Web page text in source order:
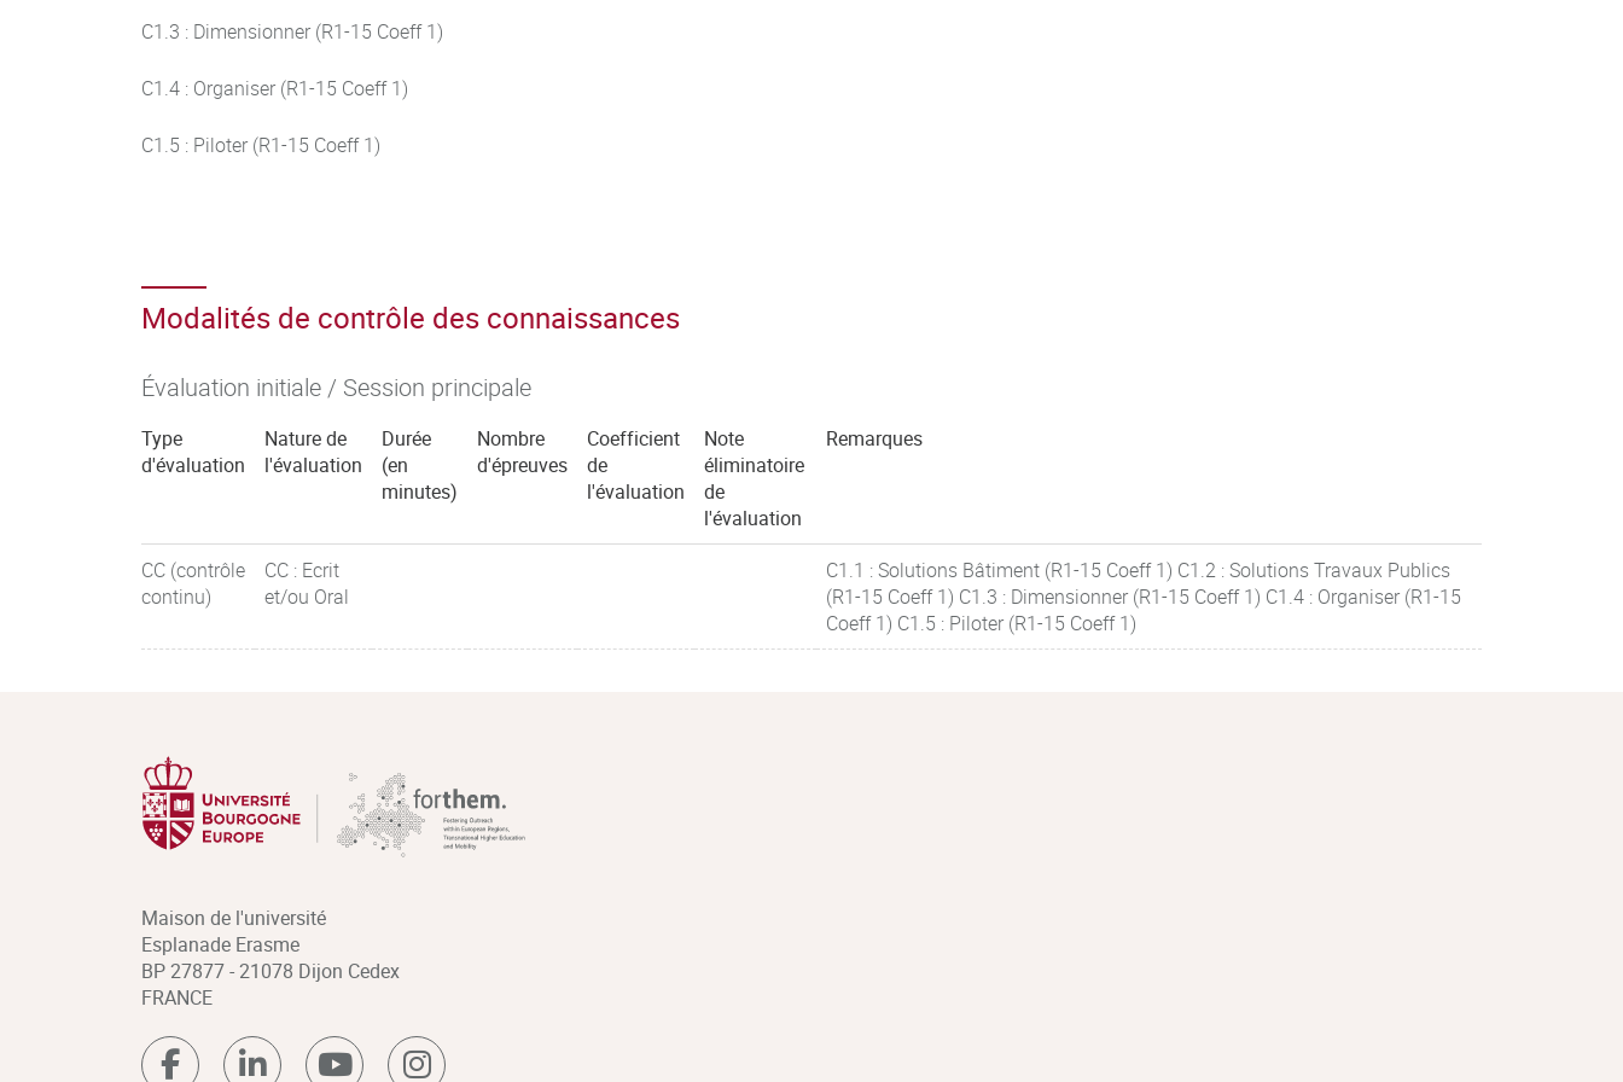
C1.3 : Dimensionner (R1-15 Coeff 1)
C1.4 : Organiser (R1-15 Coeff 1)
C1.5 : Piloter (R1-15 Coeff 1)
Modalités de contrôle des connaissances
Évaluation initiale / Session principale
Type
d'évaluation
Nature de
l'évaluation
Durée
(en
minutes)
Nombre
d'épreuves
Coefficient
de
l'évaluation
Note
éliminatoire
de
l'évaluation
Remarques
CC (contrôle
continu)
CC : Ecrit
et/ou Oral
C1.1 : Solutions Bâtiment (R1-15 Coeff 1) C1.2 : Solutions Travaux Publics
(R1-15 Coeff 1) C1.3 : Dimensionner (R1-15 Coeff 1) C1.4 : Organiser (R1-15
Coeff 1) C1.5 : Piloter (R1-15 Coeff 1)
Maison de l'université
Esplanade Erasme
BP 27877 - 21078 Dijon Cedex
FRANCE